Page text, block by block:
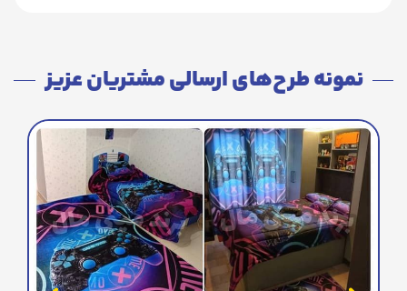
نمونه طرح‌های ارسالی مشتریان عزیز